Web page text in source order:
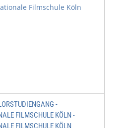
-
FILMSCHULE KÖLN -
FILMSCHULE KÖLN